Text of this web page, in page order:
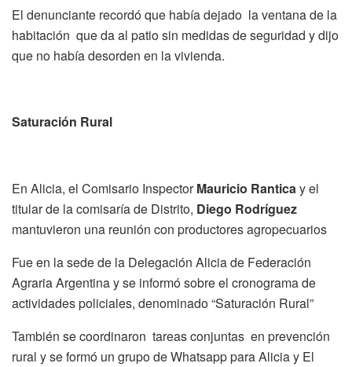
El denunciante recordó que había dejado la ventana de la
habitación que da al patio sin medidas de seguridad y dijo
que no había desorden en la vivienda.
Saturación Rural
En Alicia, el Comisario InspectorMauricio Ranticay el
titular de la comisaría de Distrito, Diego Rodríguez
mantuvieron una reunión con productores agropecuarios
Fue en la sede de la Delegación Alicia de Federación
Agraria Argentina y se informó sobre el cronograma de
actividades policiales, denominado “Saturación Rural”
También se coordinaron tareas conjuntas en prevención
rural y se formó un grupo de Whatsapp para Alicia y El